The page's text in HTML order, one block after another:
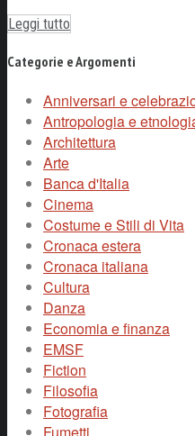
Leggi tutto
Categorie e Argomenti
Anniversari e
Antropologia e
Architettura
Arte
Banca d'Italia
Cinema
Costume e Stili di Vita
Cronaca estera
Cronaca italiana
Cultura
Danza
Economia e finanza
EMSF
Fiction
Filosofia
Fotografia
Fumetti